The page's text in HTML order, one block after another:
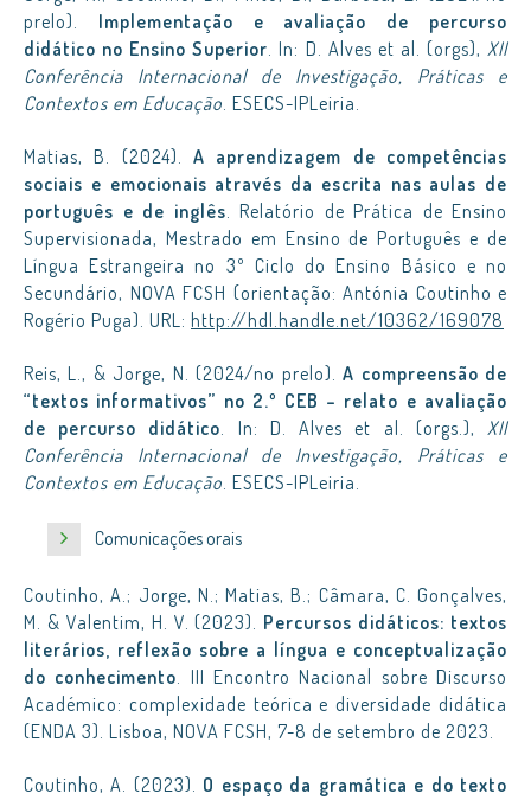
prelo). Implementação e avaliação de percurso
didático no Ensino Superior. In: D. Alves et al. (orgs),XII
Conferência Internacional de Investigação, Práticas e
Contextos em Educação. ESECS-IPLeiria.
Matias, B. (2024). A aprendizagem de competências
sociais e emocionais através da escrita nas aulas de
português e de inglês. Relatório de Prática de Ensino
Supervisionada, Mestrado em Ensino de Português e de
Língua Estrangeira no 3º Ciclo do Ensino Básico e no
Secundário, NOVA FCSH (orientação: Antónia Coutinho e
Rogério Puga). URL: http://hdl.handle.net/10362/169078
Reis, L., & Jorge, N. (2024/no prelo).A compreensão de
“textos informativos” no 2.º CEB – relato e avaliação
de percurso didático. In: D. Alves et al. (orgs.),XII
Conferência Internacional de Investigação, Práticas e
Contextos em Educação. ESECS-IPLeiria.
Comunicações orais
Coutinho, A.; Jorge, N.; Matias, B.; Câmara, C. Gonçalves,
M. & Valentim, H. V. (2023). Percursos didáticos: textos
literários, reflexão sobre a língua e conceptualização
do conhecimento. III Encontro Nacional sobre Discurso
Académico: complexidade teórica e diversidade didática
(ENDA 3). Lisboa, NOVA FCSH, 7-8 de setembro de 2023.
Coutinho, A. (2023). O espaço da gramática e do texto